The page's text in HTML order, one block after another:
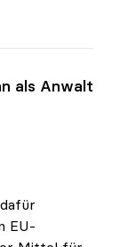
als Anwalt
EU-